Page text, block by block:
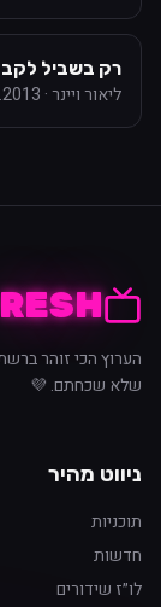
רק בשביל
ליאור ויינר·
RESH
הערוץ הכי זוהר
שלא שכחתם. 💜
ניווט מהיר
תוכניות
חדשות
לו״ז שידורים